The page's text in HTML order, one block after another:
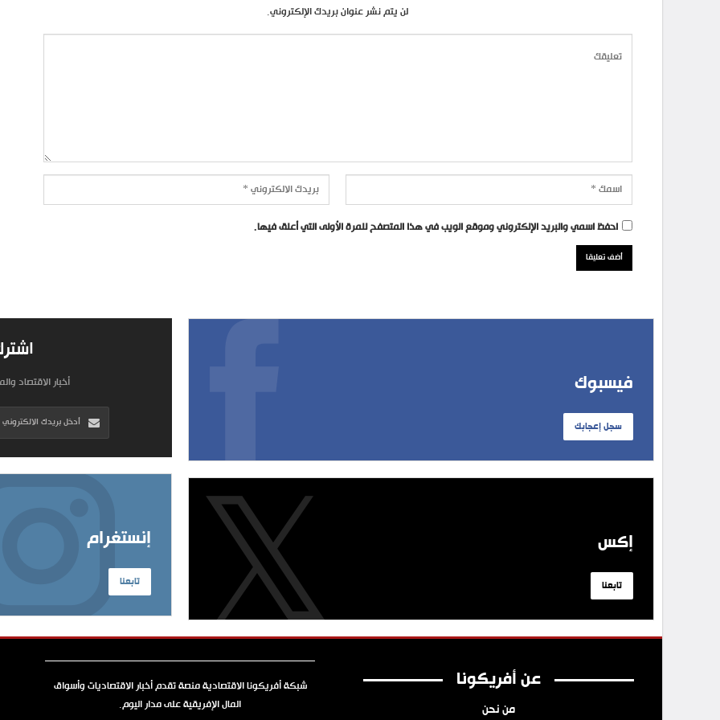
لن يتم نشر عنوان بريدك الإلكتروني.
احفظ اسمي والبريد الإلكتروني وموقع الويب في هذا المتصفح للمرة الأولى التي أعلق فيها.
فيسبوك
سجل إعجابك
إكس
تابعنا
أخبار الاقتصاد
إنستغرام
تابعنا
عن أفريكونا
من نحن
شبكة أفريكونا الاقتصادية منصة تقدم أخبار الاقتصاديات وأسواق
المال الإفريقية على مدار اليوم.